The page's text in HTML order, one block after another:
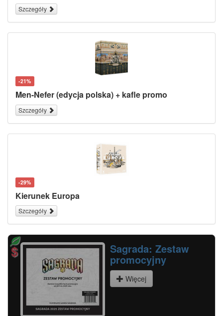
Szczegóły
-21%
Men-Nefer (edycja polska) + kafle promo
Szczegóły
-29%
Kierunek Europa
Szczegóły
Na skrzydłach: Ptaki Ameryk
Więcej